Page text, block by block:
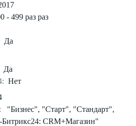
- 499 раз раз
Да
Да
Нет
"Бизнес", "Старт", "Стандарт",
CRM+Магазин"